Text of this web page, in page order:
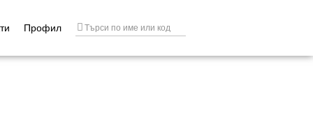
Профил